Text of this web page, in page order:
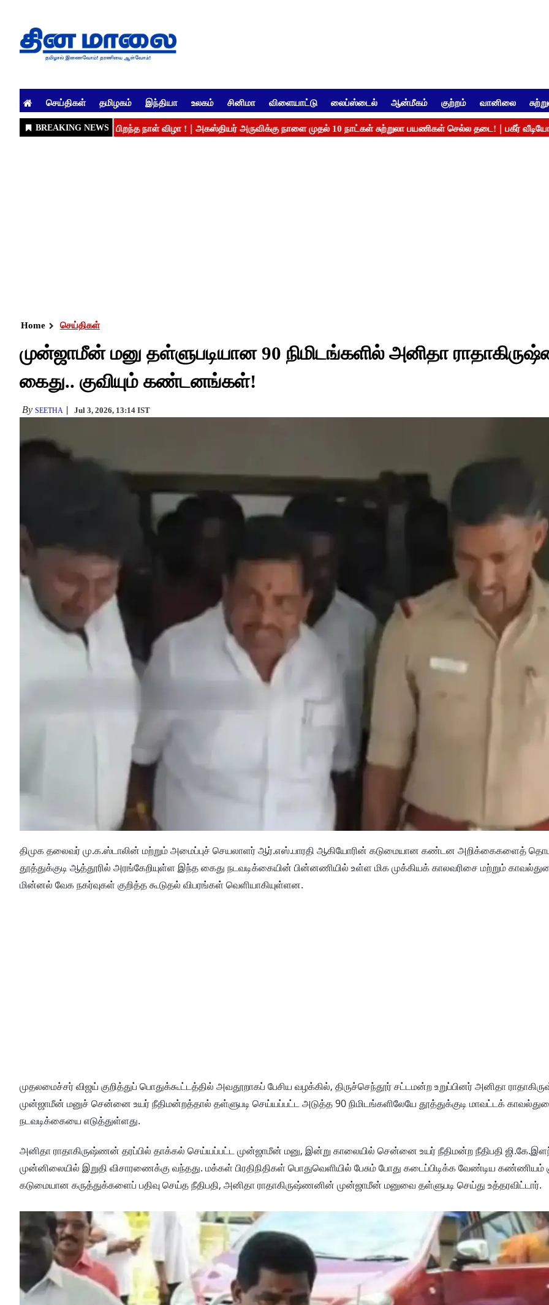
செய்திகள் தமிழகம் இந்தியா உலகம் சினிமா விளையாட்டு லைப்ஸ்டைல் ஆன்மீகம் குற்றம் வானிலை
Home செய்திகள்
முன்ஜாமீன் மனு தள்ளுபடியான 90 நிமிடங்களில் அனிதா
கைது.. குவியும் கண்டனங்கள்!
By SEETHA Jul 3, 2026, 13:14 IST
திமுக தலைவர் மு.க.ஸ்டாலின் மற்றும் அமைப்புச் செயலாளர் ஆர்.எஸ்.பாரதி ஆகியோரின் கடுமையான கண்டன அறிக்கைகளைத்
தூத்துக்குடி ஆத்தூரில் அரங்கேறியுள்ள இந்த கைது நடவடிக்கையின் பின்னணியில் உள்ள மிக முக்கியக் காலவரிசை மற்றும்
மின்னல் வேக நகர்வுகள் குறித்த கூடுதல் விபரங்கள் வெளியாகியுள்ளன.
முதலமைச்சர் விஜய் குறித்துப் பொதுக்கூட்டத்தில் அவதூறாகப் பேசிய வழக்கில், திருச்செந்தூர் சட்டமன்ற உறுப்பினர் அனிதா
முன்ஜாமீன் மனுச் சென்னை உயர் நீதிமன்றத்தால் தள்ளுபடி செய்யப்பட்ட அடுத்த 90 நிமிடங்களிலேயே தூத்துக்குடி மாவட்டக்
நடவடிக்கையை எடுத்துள்ளது.
அனிதா ராதாகிருஷ்ணன் தரப்பில் தாக்கல் செய்யப்பட்ட முன்ஜாமீன் மனு, இன்று காலையில் சென்னை உயர் நீதிமன்ற நீதிபதி
முன்னிலையில் இறுதி விசாரணைக்கு வந்தது. மக்கள் பிரதிநிதிகள் பொதுவெளியில் பேசும் போது கடைப்பிடிக்க வேண்டிய கண்ணியம்
கடுமையான கருத்துக்களைப் பதிவு செய்த நீதிபதி, அனிதா ராதாகிருஷ்ணனின் முன்ஜாமீன் மனுவை தள்ளுபடி செய்து உத்தரவிட்டார்.